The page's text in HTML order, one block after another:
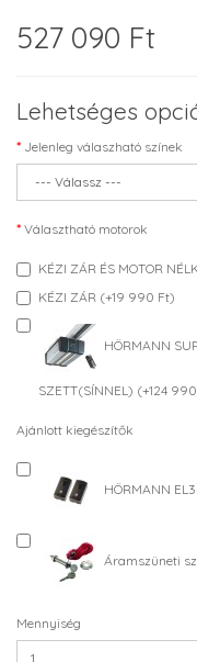
527 090 Ft
Lehetséges
Jelenleg válaszható színek
Választható motorok
KÉZI ZÁR ÉS MOTOR
KÉZI ZÁR (+19 990 Ft)
HÖRMANN
SZETT(SÍNNEL) (+124
Ajánlott kiegészítők
HÖRMANN
Áramszüneti
Mennyiség